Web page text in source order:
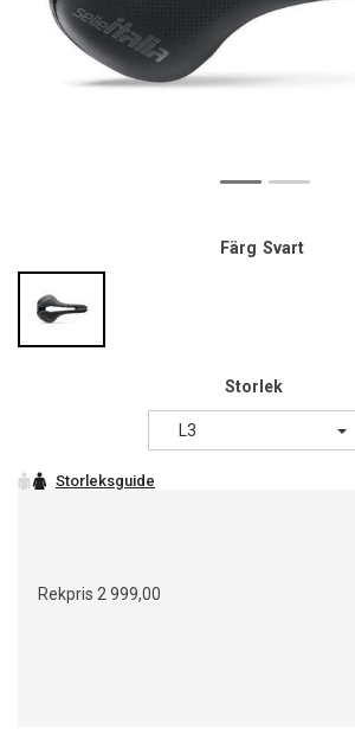
Färg Svart
Storlek
L3
Rekpris 2 999,00